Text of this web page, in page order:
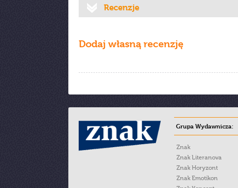
Recenzje
Dodaj własną recenzję
Grupa Wydawnicza:
Znak
Znak Literanova
Znak Horyzont
Znak Emotikon